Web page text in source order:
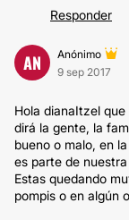
Responder
AN
Anónimo
9 sep 2017
Hola dianaItzel
dirá la gente, la
bueno o malo, en
es parte de
Estas quedando
pompis o en algún